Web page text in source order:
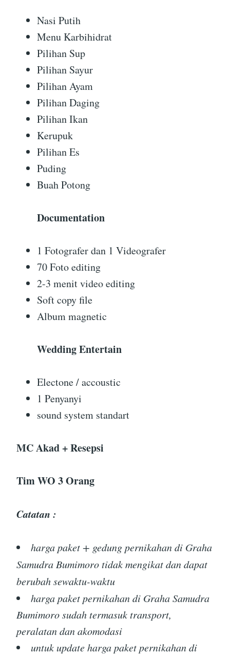
Nasi Putih
Menu Karbihidrat
Pilihan Sup
Pilihan Sayur
Pilihan Ayam
Pilihan Daging
Pilihan Ikan
Kerupuk
Pilihan Es
Puding
Buah Potong
Documentation
1 Fotografer dan 1 Videografer
70 Foto editing
2-3 menit video editing
Soft copy file
Album magnetic
Wedding Entertain
Electone / accoustic
1 Penyanyi
sound system standart
MC Akad + Resepsi
Tim WO 3 Orang
Catatan :
harga paket + gedung pernikahan di Graha
Samudra Bumimoro tidak mengikat dan dapat
berubah sewaktu-waktu
harga paket pernikahan di Graha Samudra
Bumimoro sudah termasuk transport,
peralatan dan akomodasi
untuk update harga paket pernikahan di